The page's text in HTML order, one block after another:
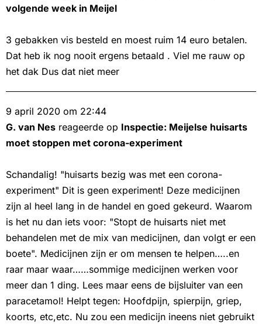
volgende week in Meijel
3 gebakken vis besteld en moest ruim 14 euro betalen.
Dat heb ik nog nooit ergens betaald . Viel me rauw op
het dak Dus dat niet meer
9 april 2020 om 22:44
G. van Nes reageerde op Inspectie: Meijelse huisarts
moet stoppen met corona-experiment
Schandalig! "huisarts bezig was met een corona-
experiment" Dit is geen experiment! Deze medicijnen
zijn al heel lang in de handel en goed gekeurd. Waarom
is het nu dan iets voor: "Stopt de huisarts niet met
behandelen met de mix van medicijnen, dan volgt er een
boete". Medicijnen zijn er om mensen te helpen…..en
raar maar waar……sommige medicijnen werken voor
meer dan 1 ding. Lees maar eens de bijsluiter van een
paracetamol! Helpt tegen: Hoofdpijn, spierpijn, griep,
koorts, etc,etc. Nu zou een medicijn ineens niet gebruikt